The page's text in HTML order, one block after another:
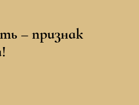
– признак